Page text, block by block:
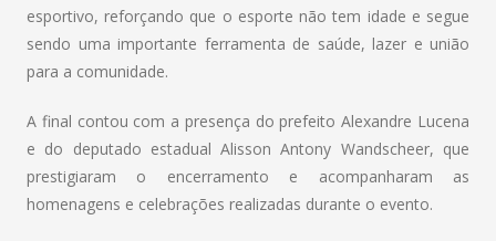
esportivo, reforçando que o esporte não tem idade e segue
sendo uma importante ferramenta de saúde, lazer e união
para a comunidade.
A final contou com a presença do prefeito Alexandre Lucena
e do deputado estadual Alisson Antony Wandscheer, que
prestigiaram o encerramento e acompanharam as
homenagens e celebrações realizadas durante o evento.